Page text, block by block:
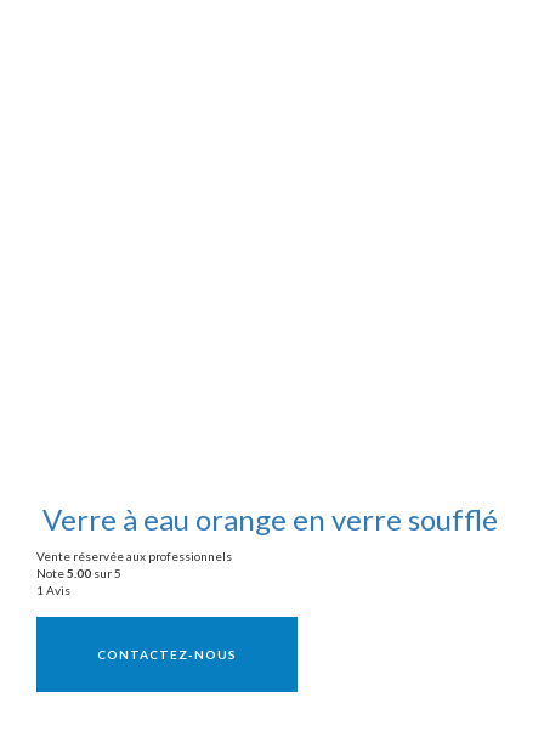
Verre à eau orange en verre soufflé
Vente réservée aux professionnels
Note5.00 sur 5
1 Avis
CONTACTEZ-NOUS